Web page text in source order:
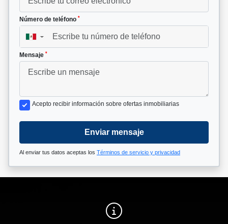
Número de teléfono *
▼
Mensaje *
Acepto recibir información sobre ofertas inmobiliarias
Enviar mensaje
Al enviar tus datos aceptas los Términos de servicio y privacidad